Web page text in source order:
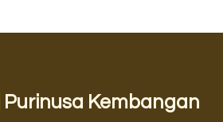
Purinusa Kembangan